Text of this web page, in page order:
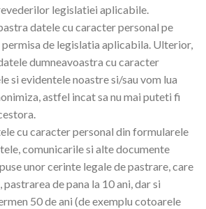
legislatiei aplicabile.
datele cu caracter personal pe
de legislatia aplicabila. Ulterior,
dumneavoastra cu caracter
si evidentele noastre si/sau vom lua
astfel incat sa nu mai puteti fi
cu caracter personal din formularele
comunicarile si alte documente
unor cerinte legale de pastrare, care
de pana la 10 ani, dar si
50 de ani (de exemplu cotoarele